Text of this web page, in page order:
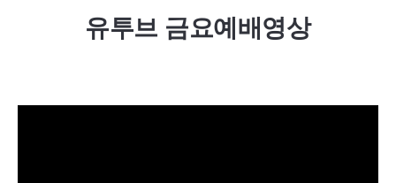
유투브 금요예배영상